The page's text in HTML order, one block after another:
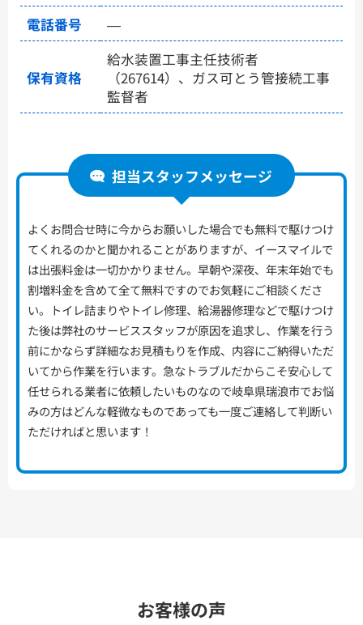
電話番号
―
保有資格
給水装置工事主任技術者
（267614）、ガス可とう管接続工事
監督者
担当スタッフメッセージ
よくお問合せ時に今からお願いした場合でも無料で駆けつけ
てくれるのかと聞かれることがありますが、イースマイルで
は出張料金は一切かかりません。早朝や深夜、年末年始でも
割増料金を含めて全て無料ですのでお気軽にご相談くださ
い。トイレ詰まりやトイレ修理、給湯器修理などで駆けつけ
た後は弊社のサービススタッフが原因を追求し、作業を行う
前にかならず詳細なお見積もりを作成、内容にご納得いただ
いてから作業を行います。急なトラブルだからこそ安心して
任せられる業者に依頼したいものなので岐阜県瑞浪市でお悩
みの方はどんな軽微なものであっても一度ご連絡して判断い
ただければと思います！
お客様の声